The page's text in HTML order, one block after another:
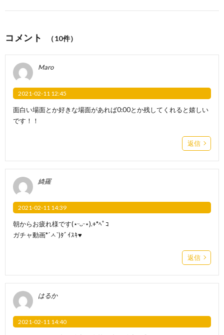
コメント （10件）
Maro
2021-02-11 12:45
面白い場面とか好きな場面があれば0:00とか残してくれると嬉しい
です！！
返信
綺羅
2021-02-11 14:39
朝からお疲れ様です(⋆ᵕᴗᵕ⋆).+*ﾍﾟｺ
ガチャ動画*´ㅅ`)ﾀﾞｲｽｷ♥
返信
はるか
2021-02-11 14:40